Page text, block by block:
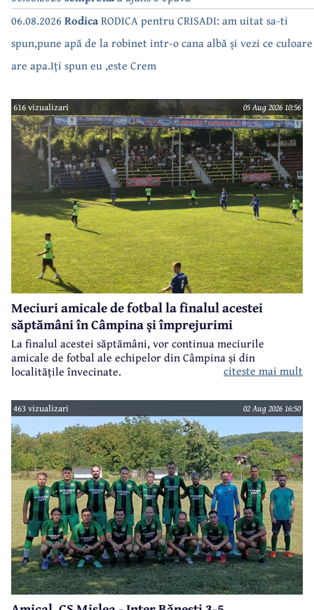
06.08.2026 RodicaRODICA pentru CRISADI: am uitat sa-ti
spun,pune apă de la robinet intr-o cana albă și vezi ce culoare
are apa.Iți spun eu ,este Crem
616 vizualizari 05 Aug 2026 10:56
Meciuri amicale de fotbal la finalul acestei
săptămâni în Câmpina și împrejurimi
La finalul acestei săptămâni, vor continua meciurile
amicale de fotbal ale echipelor din Câmpina și din
localitățile învecinate.
citeste mai mult
463 vizualizari 02 Aug 2026 16:50